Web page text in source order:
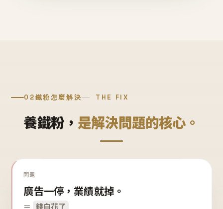
02鐵粉怎麼解決 THE FIX
養鐵粉， 是解決問題的核心。
問題
廣告一停，業績就掉。
＝ 錢白花了